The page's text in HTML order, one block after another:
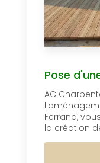
Pose
AC
Ferrand,
la création